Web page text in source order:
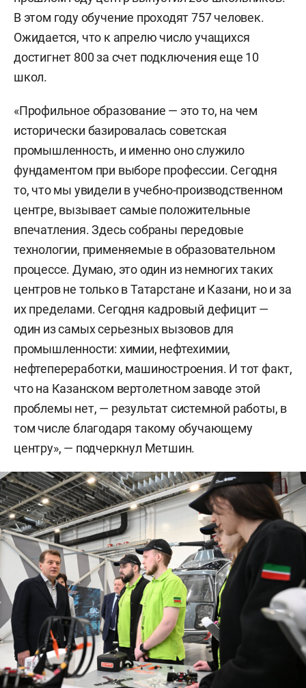
В этом году обучение проходят 757 человек.
Ожидается, что к апрелю число учащихся
достигнет 800 за счет подключения еще 10
школ.
«Профильное образование — это то, на чем
исторически базировалась советская
промышленность, и именно оно служило
фундаментом при выборе профессии. Сегодня
то, что мы увидели в учебно-производственном
центре, вызывает самые положительные
впечатления. Здесь собраны передовые
технологии, применяемые в образовательном
процессе. Думаю, это один из немногих таких
центров не только в Татарстане и Казани, но и за
их пределами. Сегодня кадровый дефицит —
один из самых серьезных вызовов для
промышленности: химии, нефтехимии,
нефтепереработки, машиностроения. И тот факт,
что на Казанском вертолетном заводе этой
проблемы нет, — результат системной работы, в
том числе благодаря такому обучающему
центру», — подчеркнул Метшин.